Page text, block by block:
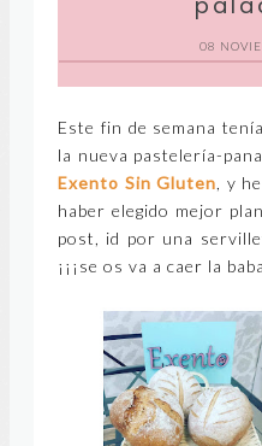
08
Este fin de semana
la nueva pastelería-
Exento Sin Gluten, y
haber elegido mejor
post, id por una
¡¡¡se os va a caer la